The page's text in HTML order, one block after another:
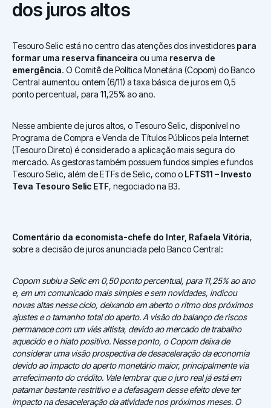
dos juros altos
Tesouro Selic está no centro das atenções dos investidores para
formar uma reserva financeira ou uma reserva de
emergência. O Comitê de Política Monetária (Copom) do Banco
Central aumentou ontem (6/11) a taxa básica de juros em 0,5
ponto percentual, para 11,25% ao ano.
Nesse ambiente de juros altos, o Tesouro Selic, disponível no
Programa de Compra e Venda de Títulos Públicos pela Internet
(Tesouro Direto) é considerado a aplicação mais segura do
mercado. As gestoras também possuem fundos simples e fundos
Tesouro Selic, além de ETFs de Selic, como o LFTS11 – Investo
Teva Tesouro Selic ETF, negociado na B3.
Comentário da economista-chefe do Inter, Rafaela Vitória,
sobre a decisão de juros anunciada pelo Banco Central:
Copom subiu a Selic em 0,50 ponto percentual, para 11,25% ao ano
e, em um comunicado mais simples e sem novidades, indicou
novas altas nesse ciclo, deixando em aberto o ritmo dos próximos
ajustes e o tamanho total do aperto. A visão do balanço de riscos
permanece com um viés altista, devido ao mercado de trabalho
aquecido e o hiato positivo. Nesse ponto, o Copom deixa de
considerar uma visão prospectiva de desaceleração da economia
devido ao impacto do aperto monetário maior, principalmente via
arrefecimento do crédito. Vale lembrar que o juro real já está em
patamar bastante restritivo e a defasagem desse efeito deve ter
impacto na desaceleração da atividade nos próximos meses. O